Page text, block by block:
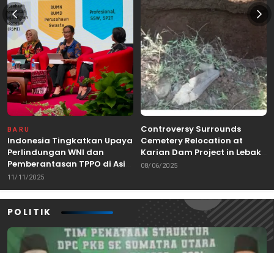
BARU
Indonesia Tingkatkan Upaya
Perlindungan WNI dan
Pemberantasan TPPO di Asia
Tenggara
11/11/2025
Controversy Surrounds
Cemetery Relocation at
Karian Dam Project in Lebak,
Banten
08/06/2025
POLITIK